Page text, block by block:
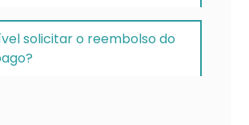
solicitar o reembolso do